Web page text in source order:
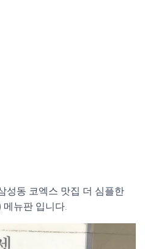
성동 코엑스 맛집 더 심플한
메뉴판 입니다.